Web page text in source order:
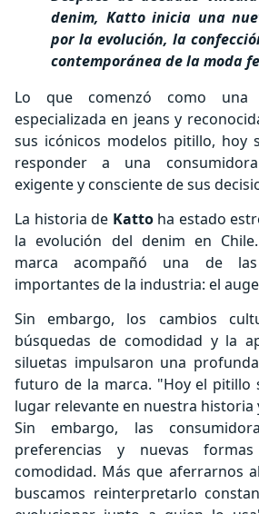
denim, Katto inicia una
por la evolución, la
contemporánea de la moda
Lo que comenzó como una
especializada en jeans y
sus icónicos modelos pitillo, hoy
responder a una
exigente y consciente de sus
La historia de Katto ha estado
la evolución del denim en
marca acompañó una de
importantes de la industria: el
Sin embargo, los cambios
búsquedas de comodidad y la
siluetas impulsaron una
futuro de la marca. "Hoy el pitillo
lugar relevante en nuestra historia
Sin embargo, las
preferencias y nuevas
comodidad. Más que aferrarnos
buscamos reinterpretarlo